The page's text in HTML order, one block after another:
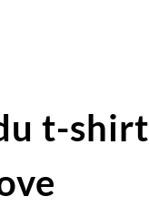
t-shirt